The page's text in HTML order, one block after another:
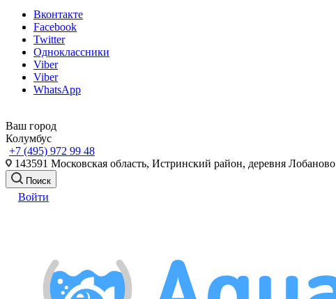
Вконтакте
Facebook
Twitter
Одноклассники
Viber
Viber
WhatsApp
Ваш город
Колумбус
+7 (495) 972 99 48
143591 Московская область, Истринский район, деревня Лобаново
Поиск
Войти